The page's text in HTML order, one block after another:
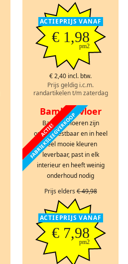
ACTIEPRIJS VANAF
€ 1,98
pm2
€ 2,40 incl. btw.
Prijs geldig i.c.m.
randartikelen t/m zaterdag
ACTIE!
FABRIEKSLEEGVERKOOP
Bamboe vloer
Bamboe vloeren zijn
onverwoestbaar en in heel
veel mooie kleuren
leverbaar, past in elk
interieur en heeft weinig
onderhoud nodig
Prijs elders€ 49,98
ACTIEPRIJS VANAF
€ 7,98
pm2